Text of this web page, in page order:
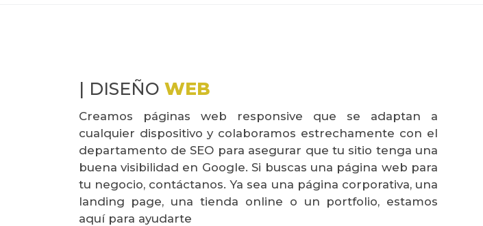
| DISEÑO WEB
Creamos páginas web responsive que se adaptan a
cualquier dispositivo y colaboramos estrechamente con el
departamento de SEO para asegurar que tu sitio tenga una
buena visibilidad en Google. Si buscas una página web para
tu negocio, contáctanos. Ya sea una página corporativa, una
landing page, una tienda online o un portfolio, estamos
aquí para ayudarte